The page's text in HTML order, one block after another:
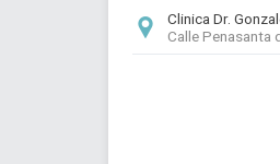
Clinica Dr.
Calle Penasanta